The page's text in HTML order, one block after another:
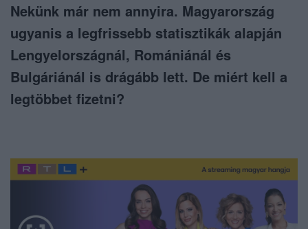
Nekünk már nem annyira. Magyarország
ugyanis a legfrissebb statisztikák alapján
Lengyelországnál, Romániánál és
Bulgáriánál is drágább lett. De miért kell a
legtöbbet fizetni?